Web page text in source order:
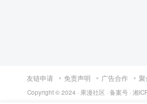
友链申请 免责声明 广告合作
Copyright © 2024 · 果漫社区 · 备案号 · 湘